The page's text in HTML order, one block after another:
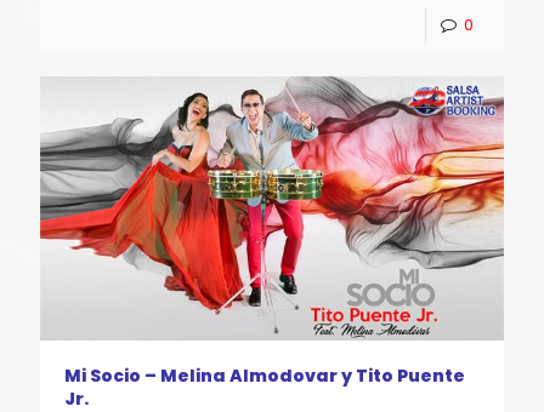
0
Mi Socio – Melina Almodovar y Tito Puente
Jr.